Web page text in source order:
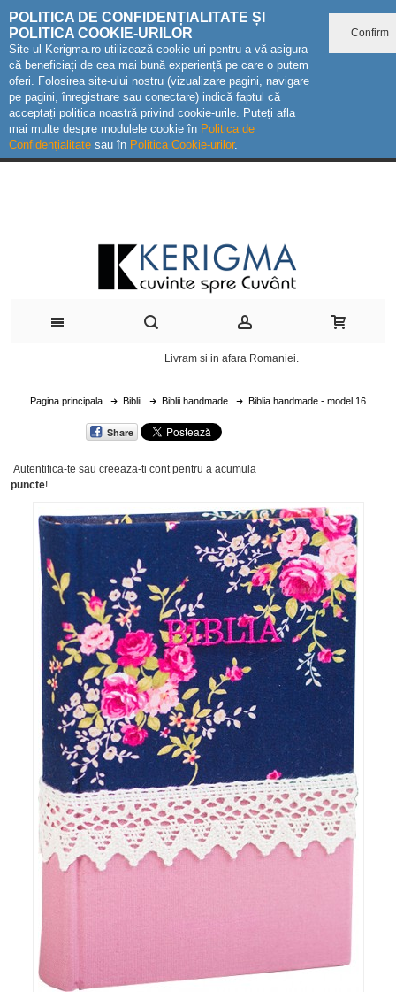
POLITICA DE CONFIDENȚIALITATE ȘI
POLITICA COOKIE-URILOR
Site-ul Kerigma.ro utilizează cookie-uri pentru a vă asigura
că beneficiați de cea mai bună experiență pe care o putem
oferi. Folosirea site-ului nostru (vizualizare pagini, navigare
pe pagini, înregistrare sau conectare) indică faptul că
acceptați politica noastră privind cookie-urile. Puteți afla
mai multe despre modulele cookie în Politica de
Confidențialitate sau în Politica Cookie-urilor.
Confirm
Livram si in afara Romaniei.
Pagina principala Biblii Biblii handmade Biblia handmade - model 16
Share
Autentifica-te sau creeaza-ti contpentru a acumula
puncte!